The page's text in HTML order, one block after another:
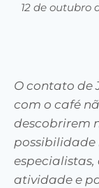
12 de outubro
O contato de
com o café
descobrirem
possibilidade
atividade e